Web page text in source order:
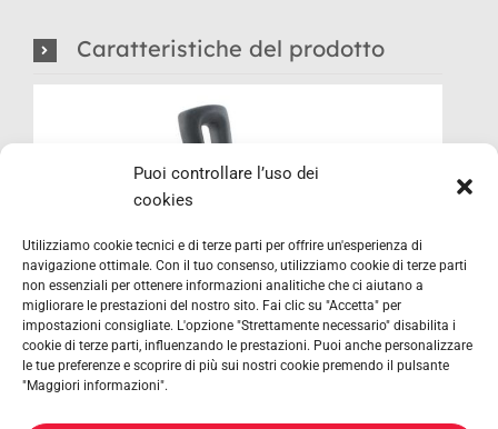
Puoi controllare l’uso dei
cookies
Utilizziamo cookie tecnici e di terze parti per offrire un'esperienza di
navigazione ottimale. Con il tuo consenso, utilizziamo cookie di terze parti
non essenziali per ottenere informazioni analitiche che ci aiutano a
migliorare le prestazioni del nostro sito. Fai clic su "Accetta" per
impostazioni consigliate. L'opzione "Strettamente necessario" disabilita i
cookie di terze parti, influenzando le prestazioni. Puoi anche personalizzare
le tue preferenze e scoprire di più sui nostri cookie premendo il pulsante
"Maggiori informazioni".
Caratteristiche del prodotto